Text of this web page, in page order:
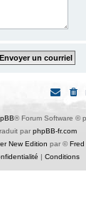
® Forum Software ©
par phpBB-fr.com
New Edition par ©Fred
| Conditions